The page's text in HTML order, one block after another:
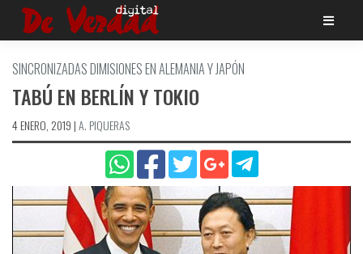
Saltar
SINCRONIZADAS DIMISIONES EN ALEMANIA Y JAPÓN
TABÚ EN BERLÍ­N Y TOKIO
4 ENERO, 2019 |A. PIQUERAS